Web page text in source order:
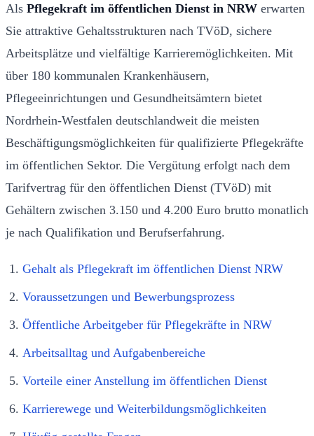
Als Pflegekraft im öffentlichen Dienst in NRW erwarten
Sie attraktive Gehaltsstrukturen nach TVöD, sichere
Arbeitsplätze und vielfältige Karrieremöglichkeiten. Mit
über 180 kommunalen Krankenhäusern,
Pflegeeinrichtungen und Gesundheitsämtern bietet
Nordrhein-Westfalen deutschlandweit die meisten
Beschäftigungsmöglichkeiten für qualifizierte Pflegekräfte
im öffentlichen Sektor. Die Vergütung erfolgt nach dem
Tarifvertrag für den öffentlichen Dienst (TVöD) mit
Gehältern zwischen 3.150 und 4.200 Euro brutto monatlich
je nach Qualifikation und Berufserfahrung.
Gehalt als Pflegekraft im öffentlichen Dienst NRW
Voraussetzungen und Bewerbungsprozess
Öffentliche Arbeitgeber für Pflegekräfte in NRW
Arbeitsalltag und Aufgabenbereiche
Vorteile einer Anstellung im öffentlichen Dienst
Karrierewege und Weiterbildungsmöglichkeiten